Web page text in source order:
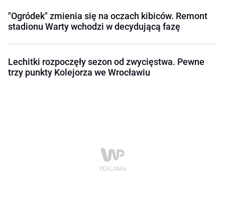
"Ogródek" zmienia się na oczach kibiców. Remont
stadionu Warty wchodzi w decydującą fazę
Lechitki rozpoczęły sezon od zwycięstwa. Pewne
trzy punkty Kolejorza we Wrocławiu